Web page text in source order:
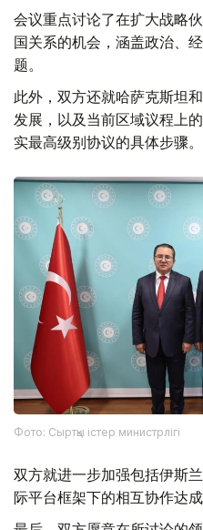
会议重点讨论了在扩大战略
国关系的机会，涵盖政治、
题。
此外，双方还就哈萨克斯坦
发展，以及当前区域议程上
实最高级别协议的具体步骤。
Фото: Сыртқы істер министрлігі
双方就进一步加强包括伊斯
际平台框架下的相互协作达成